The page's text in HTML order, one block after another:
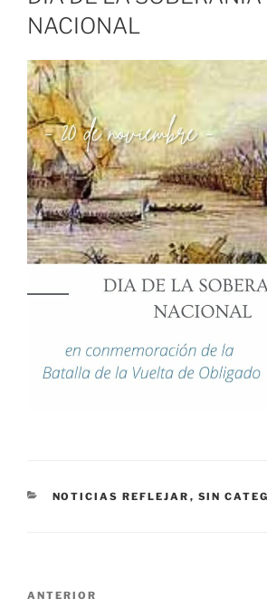
NACIONAL
CATEGORÍAS
NOTICIAS REFLEJAR , SIN
Entrada
ANTERIOR